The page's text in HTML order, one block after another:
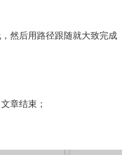
然后用路径跟随就大致完成
章结束；